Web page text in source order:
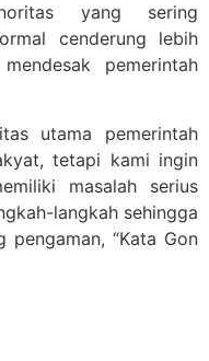
yang sering
cenderung lebih
pemerintah
utama pemerintah
tetapi kami ingin
masalah serius
langkah sehingga
“Kata Gon